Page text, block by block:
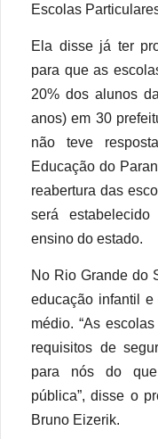
Escolas
Ela disse já ter
para que as
20% dos alunos
anos) em 30
não teve
Educação do
reabertura das
será
ensino do estado.
No Rio Grande do
educação infantil
médio. “As
requisitos de
para nós do
pública”, disse o
Bruno Eizerik.